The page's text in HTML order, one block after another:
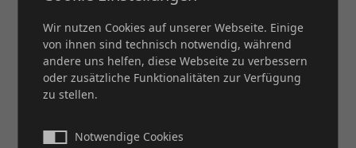
KONTAKT
Wir nutzen Cookies auf unserer Webseite. Einige
von ihnen sind technisch notwendig, während
andere uns helfen, diese Webseite zu verbessern
oder zusätzliche Funktionalitäten zur Verfügung
zu stellen.
Notwendige Cookies